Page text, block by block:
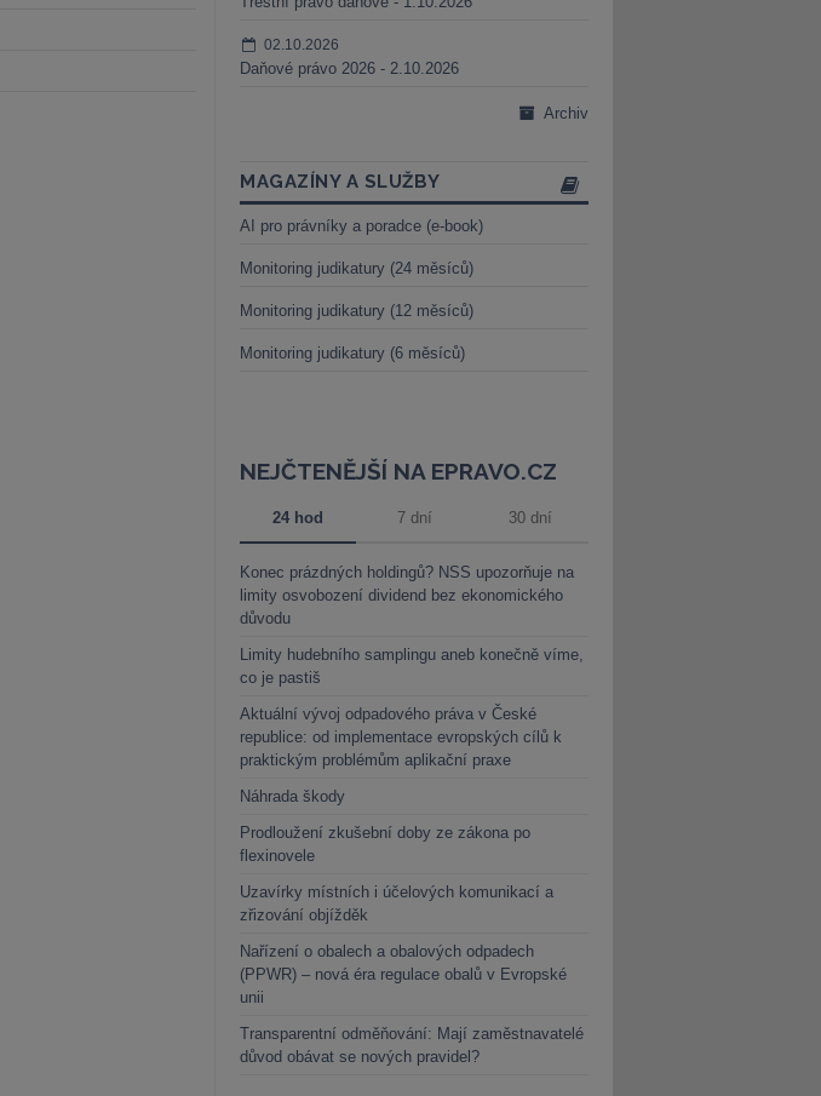
02.10.2026
Daňové právo 2026 - 2.10.2026
Archiv
MAGAZÍNY A SLUŽBY
AI pro právníky a poradce (e-book)
Monitoring judikatury (24 měsíců)
Monitoring judikatury (12 měsíců)
Monitoring judikatury (6 měsíců)
NEJČTENĚJŠÍ NA EPRAVO.CZ
24 hod 7 dní 30 dní
Konec prázdných holdingů? NSS upozorňuje na
limity osvobození dividend bez ekonomického
důvodu
Limity hudebního samplingu aneb konečně víme,
co je pastiš
Aktuální vývoj odpadového práva v České
republice: od implementace evropských cílů k
praktickým problémům aplikační praxe
Náhrada škody
Prodloužení zkušební doby ze zákona po
flexinovele
Uzavírky místních i účelových komunikací a
zřizování objížděk
Nařízení o obalech a obalových odpadech
(PPWR) – nová éra regulace obalů v Evropské
unii
Transparentní odměňování: Mají zaměstnavatelé
důvod obávat se nových pravidel?